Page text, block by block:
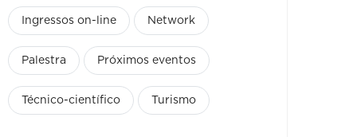
Ingressos on-line Network
Palestra Próximos eventos
Técnico-científico Turismo